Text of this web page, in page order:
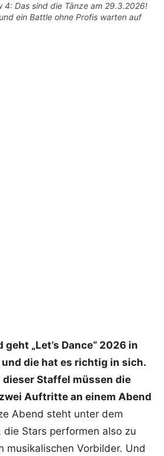
4: Das sind die Tänze am 29.3.2026!
ein Battle ohne Profis warten auf
„Let’s Dance“ 2026 in
und die hat es richtig in sich.
dieser Staffel müssen die
Auftritte an einem Abend
Abend steht unter dem
die Stars performen also zu
musikalischen Vorbilder. Und